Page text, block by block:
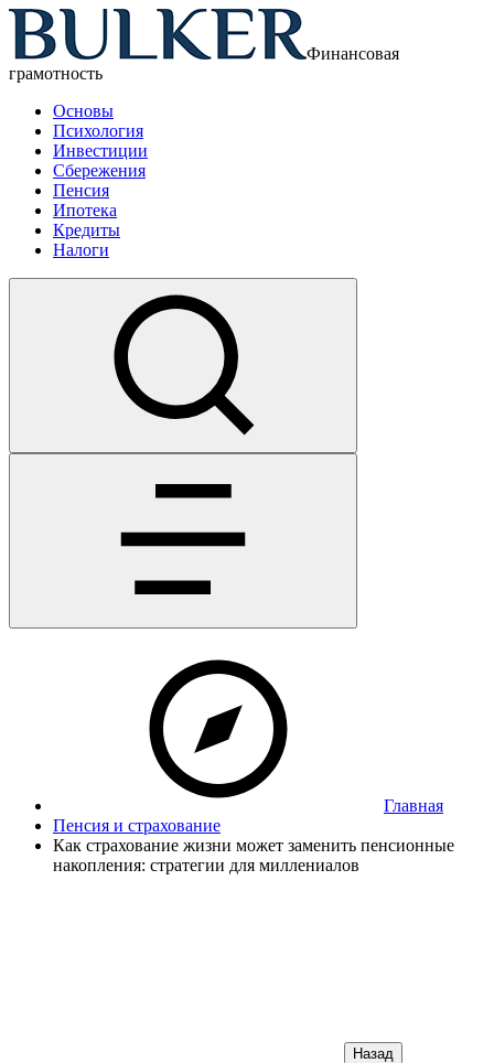
Финансовая
грамотность
Основы
Психология
Инвестиции
Сбережения
Пенсия
Ипотека
Кредиты
Налоги
Главная
Пенсия и страхование
Как страхование жизни может заменить пенсионные
накопления: стратегии для миллениалов
Назад